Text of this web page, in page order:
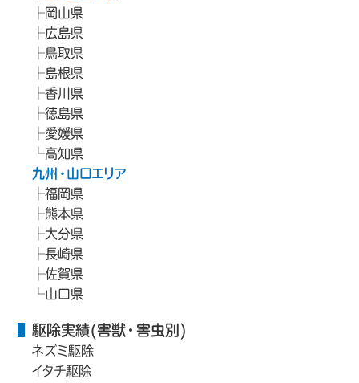
岡山県
広島県
鳥取県
島根県
香川県
徳島県
愛媛県
高知県
九州・山口エリア
福岡県
熊本県
大分県
長崎県
佐賀県
山口県
駆除実績(害獣・害虫別)
ネズミ駆除
イタチ駆除